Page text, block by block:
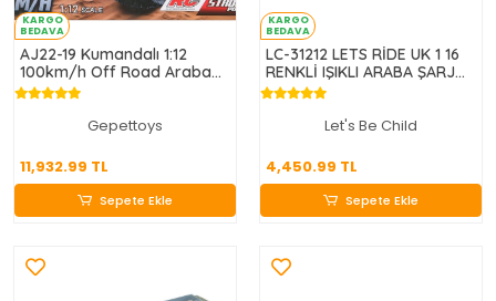
KARGO
BEDAVA
AJ22-19 Kumandalı 1:12
100km/h Off Road Araba
4x4
Gepettoys
11,932.99 TL
11,932.99 TL
Sepete Ekle
Sepete Ekle
KARGO
BEDAVA
LC-31212 LETS RİDE UK 1 16
RENKLİ IŞIKLI ARABA ŞARJ
İSTASYONLU
Let's Be Child
4,450.99 TL
4,450.99 TL
Sepete Ekle
Sepete Ekle